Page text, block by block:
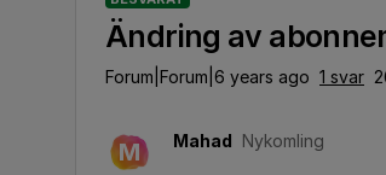
Ändring av
Forum|Forum|6 years ago 1 svar
M Mahad Nykomling